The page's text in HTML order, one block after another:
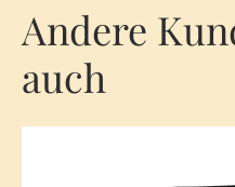
Andere
auch